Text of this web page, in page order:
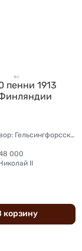
пенни 1913
Монетный двор: Гельсингфорсский монетный двор (Финляндия)
000
II
корзину